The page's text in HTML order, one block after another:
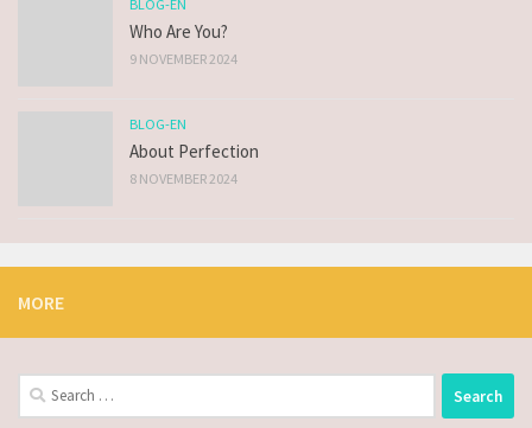
BLOG-EN
Who Are You?
9 NOVEMBER 2024
BLOG-EN
About Perfection
8 NOVEMBER 2024
MORE